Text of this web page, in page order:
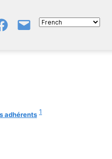
GroupeE-
adhérents 1